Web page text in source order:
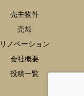
売主物件
売却
リノベーション
会社概要
投稿一覧